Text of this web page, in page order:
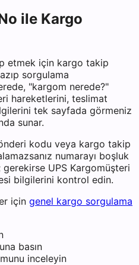
ile Kargo
etmek için kargo takip
sorgulama
"kargom nerede?"
hareketlerini, teslimat
tek sayfada görmeniz
sunar.
kodu veya kargo takip
numarayı boşluk
gerekirse UPS Kargomüşteri
bilgilerini kontrol edin.
için genel kargo sorgulama
basın
inceleyin